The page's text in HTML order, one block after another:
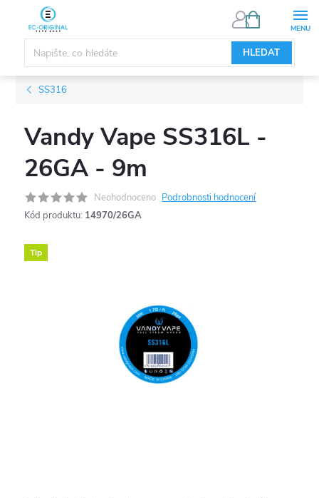
obsah
HLEDAT
NÁKUPNÍ
SS316
Vandy Vape SS316L -
26GA - 9m
Neohodnoceno Podrobnosti hodnocení
Kód produktu: 14970/26GA
Tip